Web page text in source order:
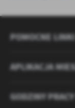
POMOCNE LINKI
APLIKACJA
GODZINY